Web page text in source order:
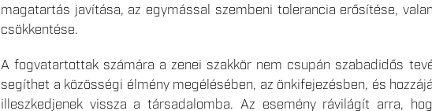
magatartás javítása, az egymással szembeni tolerancia erősítése,
csökkentése.
A fogvatartottak számára a zenei szakkör nem csupán szabadidős
segíthet a közösségi élmény megélésében, az önkifejezésben, és
illeszkedjenek vissza a társadalomba. Az esemény rávilágít arra,